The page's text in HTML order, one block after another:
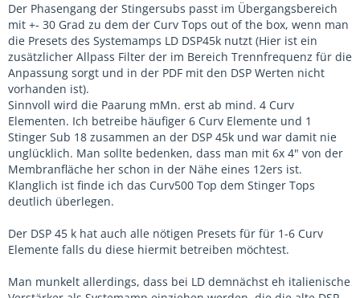
Der Phasengang der Stingersubs passt im Übergangsbereich
mit +- 30 Grad zu dem der Curv Tops out of the box, wenn man
die Presets des Systemamps LD DSP45k nutzt (Hier ist ein
zusätzlicher Allpass Filter der im Bereich Trennfrequenz für die
Anpassung sorgt und in der PDF mit den DSP Werten nicht
vorhanden ist).
Sinnvoll wird die Paarung mMn. erst ab mind. 4 Curv
Elementen. Ich betreibe häufiger 6 Curv Elemente und 1
Stinger Sub 18 zusammen an der DSP 45k und war damit nie
unglücklich. Man sollte bedenken, dass man mit 6x 4" von der
Membranfläche her schon in der Nähe eines 12ers ist.
Klanglich ist finde ich das Curv500 Top dem Stinger Tops
deutlich überlegen.
Der DSP 45 k hat auch alle nötigen Presets für für 1-6 Curv
Elemente falls du diese hiermit betreiben möchtest.
Man munkelt allerdings, dass bei LD demnächst eh italienische